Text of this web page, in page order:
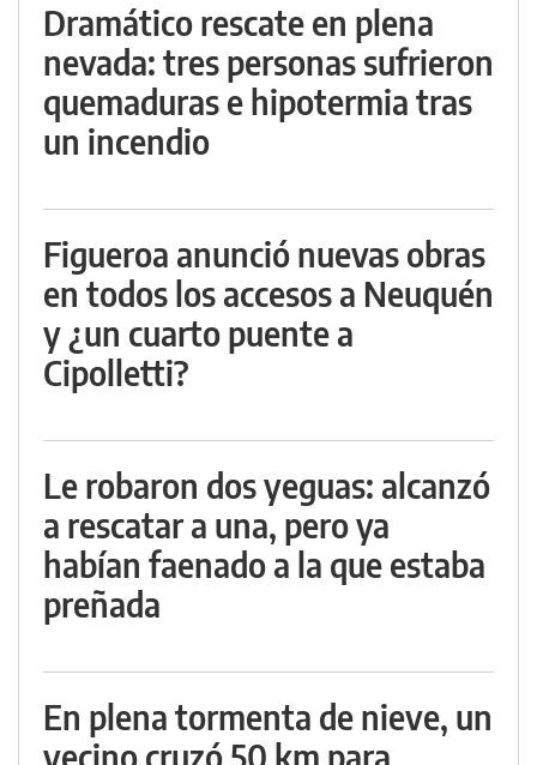
Dramático rescate en plena
nevada: tres personas sufrieron
quemaduras e hipotermia tras
un incendio
Figueroa anunció nuevas obras
en todos los accesos a Neuquén
y ¿un cuarto puente a
Cipolletti?
Le robaron dos yeguas: alcanzó
a rescatar a una, pero ya
habían faenado a la que estaba
preñada
En plena tormenta de nieve, un
vecino cruzó 50 km para